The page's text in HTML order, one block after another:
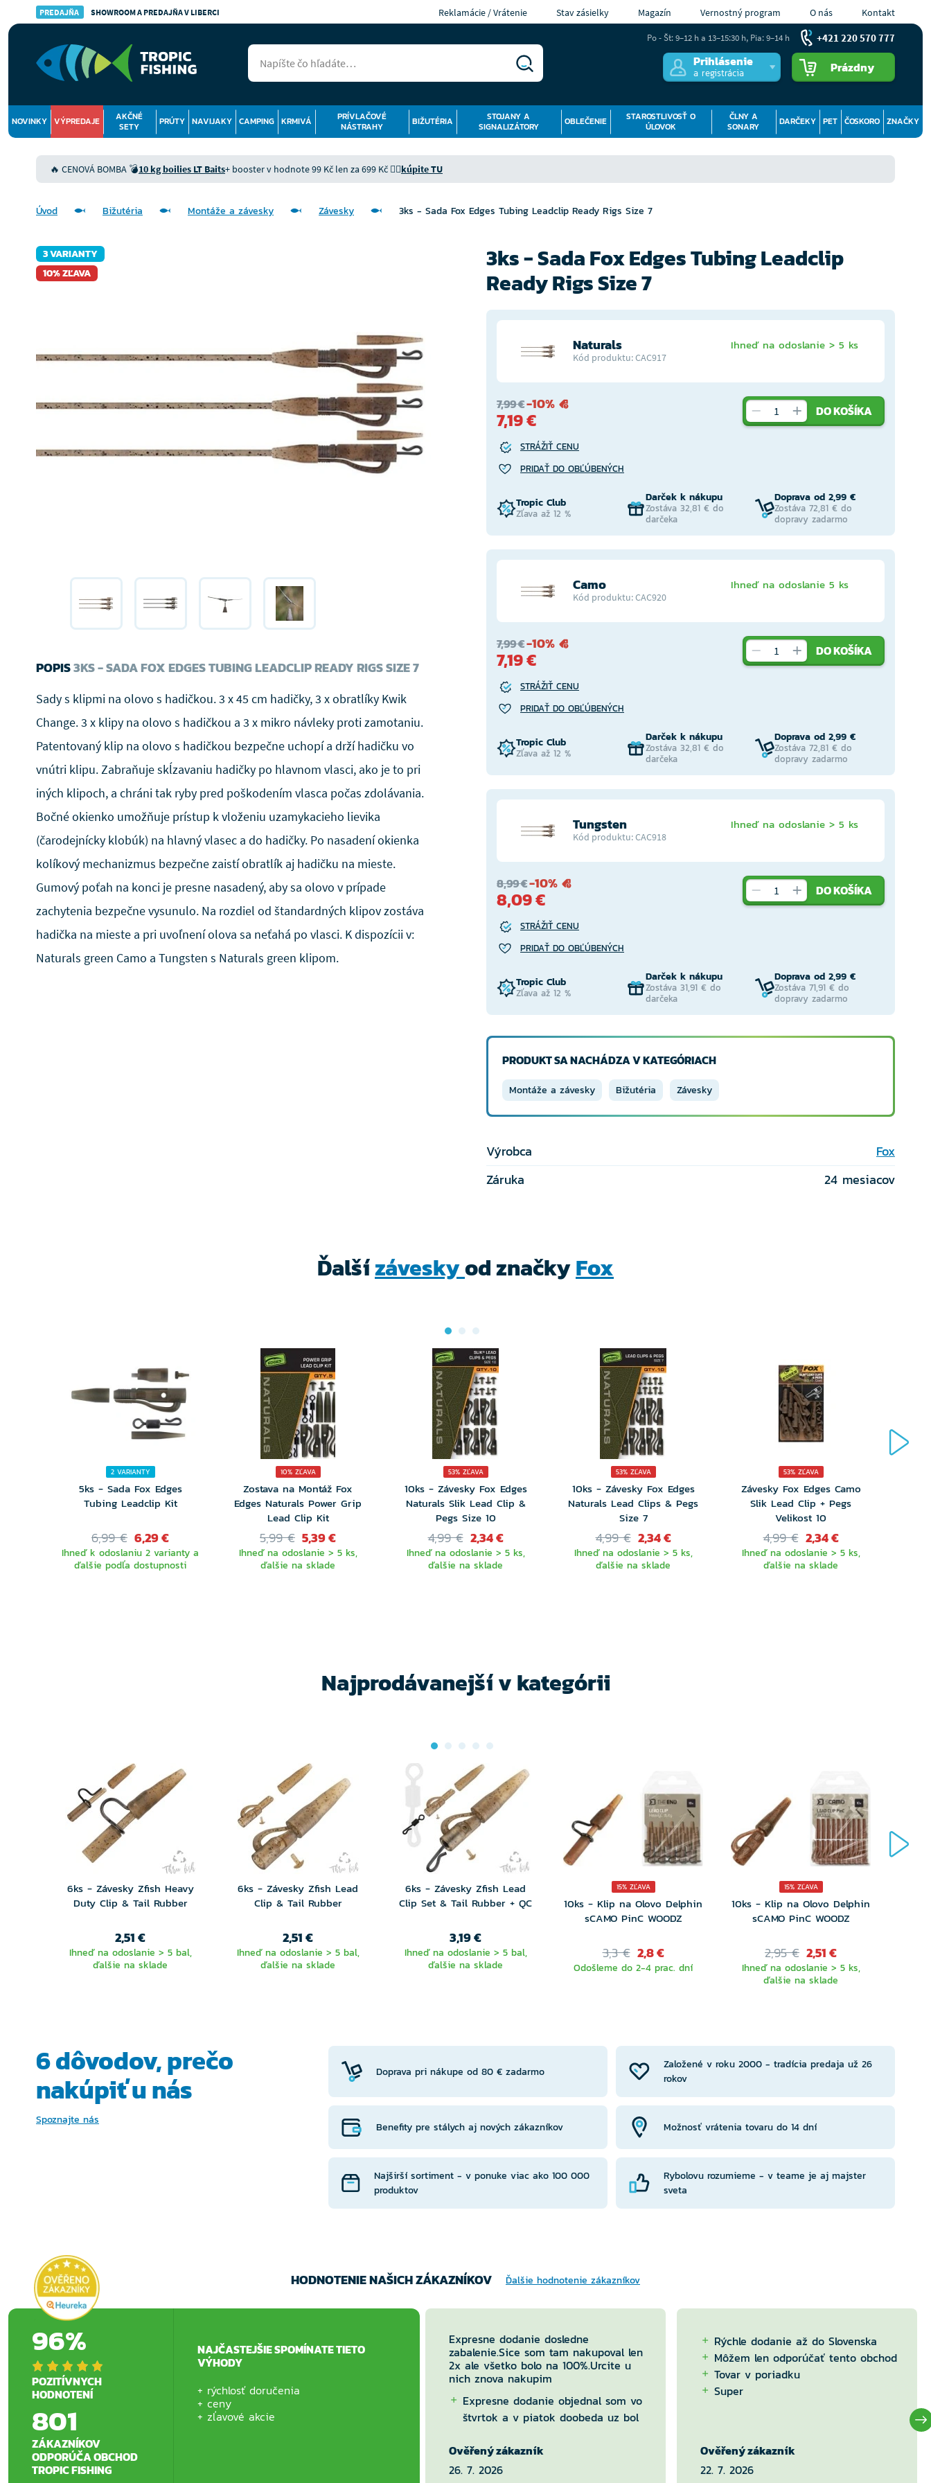
PREDAJŇA SHOWROOM A PREDAJŇA V LIBERCI Reklamácie / Vrátenie Stav zásielky Magazín Vernostný program O nás Kontakt
Prihlásenie
a registrácia Prázdny
NOVINKY VÝPREDAJE
AKČNÉ
SETY
PRÚTY NAVIJAKY CAMPING KRMIVÁ
PRÍVLAČOVÉ
NÁSTRAHY
BIŽUTÉRIA
STOJANY A
SIGNALIZÁTORY
OBLEČENIE
STAROSTLIVOSŤ O
ÚLOVOK
ČLNY A
SONARY
DARČEKY PET ČOSKORO ZNAČKY
Po - Št: 9–12 h a 13–15:30 h, Pia: 9–14 h +421 220 570 777
🔥 CENOVÁ BOMBA 💣10 kg boilies LT Baits+ booster v hodnote 99 Kč len za 699 Kč 👉🏻kúpite TU
Úvod Bižutéria Montáže a závesky Závesky 3ks - Sada Fox Edges Tubing Leadclip Ready Rigs Size 7
3 VARIANTY
10% ZĽAVA
POPIS3KS - SADA FOX EDGES TUBING LEADCLIP READY RIGS SIZE 7
Sady s klipmi na olovo s hadičkou. 3 x 45 cm hadičky, 3 x obratlíky Kwik
Change. 3 x klipy na olovo s hadičkou a 3 x mikro návleky proti zamotaniu.
Patentovaný klip na olovo s hadičkou bezpečne uchopí a drží hadičku vo
vnútri klipu. Zabraňuje skĺzavaniu hadičky po hlavnom vlasci, ako je to pri
iných klipoch, a chráni tak ryby pred poškodením vlasca počas zdolávania.
Bočné okienko umožňuje prístup k vloženiu uzamykacieho lievika
(čarodejnícky klobúk) na hlavný vlasec a do hadičky. Po nasadení okienka
kolíkový mechanizmus bezpečne zaistí obratlík aj hadičku na mieste.
Gumový poťah na konci je presne nasadený, aby sa olovo v prípade
zachytenia bezpečne vysunulo. Na rozdiel od štandardných klipov zostáva
hadička na mieste a pri uvoľnení olova sa neťahá po vlasci. K dispozícii v:
Naturals green Camo a Tungsten s Naturals green klipom.
3ks - Sada Fox Edges Tubing Leadclip
Ready Rigs Size 7
Naturals
Kód produktu: CAC917
Ihneď na odoslanie > 5 ks
7,99 €-10%
7,19 € DO KOŠÍKA
STRÁŽIŤ CENU
PRIDAŤ DO OBĽÚBENÝCH
Tropic Club
Zľava až 12 %
Darček k nákupu
Zostáva 32,81 € do
darčeka
Doprava od 2,99 €
Zostáva 72,81 € do
dopravy zadarmo
Camo
Kód produktu: CAC920
Ihneď na odoslanie 5 ks
7,99 €-10%
7,19 € DO KOŠÍKA
STRÁŽIŤ CENU
PRIDAŤ DO OBĽÚBENÝCH
Tropic Club
Zľava až 12 %
Darček k nákupu
Zostáva 32,81 € do
darčeka
Doprava od 2,99 €
Zostáva 72,81 € do
dopravy zadarmo
Tungsten
Kód produktu: CAC918
Ihneď na odoslanie > 5 ks
8,99 €-10%
8,09 € DO KOŠÍKA
STRÁŽIŤ CENU
PRIDAŤ DO OBĽÚBENÝCH
Tropic Club
Zľava až 12 %
Darček k nákupu
Zostáva 31,91 € do
darčeka
Doprava od 2,99 €
Zostáva 71,91 € do
dopravy zadarmo
PRODUKT SA NACHÁDZA V KATEGÓRIACH
Montáže a závesky Bižutéria Závesky
Výrobca
Fox
Záruka
24 mesiacov
Ďalšízáveskyod značkyFox
2 VARIANTY
5ks - Sada Fox Edges
Tubing Leadclip Kit
6,99 € 6,29 €
Ihneď k odoslaniu 2 varianty a
ďalšie podľa dostupnosti
10% ZĽAVA
Zostava na Montáž Fox
Edges Naturals Power Grip
Lead Clip Kit
5,99 € 5,39 €
Ihneď na odoslanie > 5 ks,
ďalšie na sklade
53% ZĽAVA
10ks - Závesky Fox Edges
Naturals Slik Lead Clip &
Pegs Size 10
4,99 € 2,34 €
Ihneď na odoslanie > 5 ks,
ďalšie na sklade
53% ZĽAVA
10ks - Závesky Fox Edges
Naturals Lead Clips & Pegs
Size 7
4,99 € 2,34 €
Ihneď na odoslanie > 5 ks,
ďalšie na sklade
53% ZĽAVA
Závesky Fox Edges Camo
Slik Lead Clip + Pegs
Velikost 10
4,99 € 2,34 €
Ihneď na odoslanie > 5 ks,
ďalšie na sklade
Najprodávanejší v kategórii
6ks - Závesky Zfish Heavy
Duty Clip & Tail Rubber
2,51 €
Ihneď na odoslanie > 5 bal,
ďalšie na sklade
6ks - Závesky Zfish Lead
Clip & Tail Rubber
2,51 €
Ihneď na odoslanie > 5 bal,
ďalšie na sklade
6ks - Závesky Zfish Lead
Clip Set & Tail Rubber + QC
3,19 €
Ihneď na odoslanie > 5 bal,
ďalšie na sklade
15% ZĽAVA
10ks - Klip na Olovo Delphin
sCAMO PinC WOODZ
3,3 € 2,8 €
Odošleme do 2-4 prac. dní
15% ZĽAVA
10ks - Klip na Olovo Delphin
sCAMO PinC WOODZ
2,95 € 2,51 €
Ihneď na odoslanie > 5 ks,
ďalšie na sklade
6 dôvodov, prečo
nakúpiť u nás
Spoznajte nás
Doprava pri nákupe od 80 € zadarmo
Založené v roku 2000 - tradícia predaja už 26
rokov
Benefity pre stálych aj nových zákazníkov Možnosť vrátenia tovaru do 14 dní
Najširší sortiment - v ponuke viac ako 100 000
produktov
Rybolovu rozumieme - v teame je aj majster
sveta
HODNOTENIE NAŠICH ZÁKAZNÍKOV Ďalšie hodnotenie zákazníkov
96%
POZITÍVNYCH
HODNOTENÍ
801
ZÁKAZNÍKOV
ODPORÚČA OBCHOD
TROPIC FISHING
NAJČASTEJŠIE SPOMÍNATE TIETO
VÝHODY
rýchlosť doručenia
ceny
zľavové akcie
Expresne dodanie dosledne
zabalenie.Sice som tam nakupoval len
2x ale všetko bolo na 100%.Urcite u
nich znova nakupim
Expresne dodanie objednal som vo
štvrtok a v piatok doobeda uz bol
Nic
Ověřený zákazník
26. 7. 2026
Rýchle dodanie až do Slovenska
Môžem len odporúčať tento obchod
Tovar v poriadku
Super
Ověřený zákazník
22. 7. 2026